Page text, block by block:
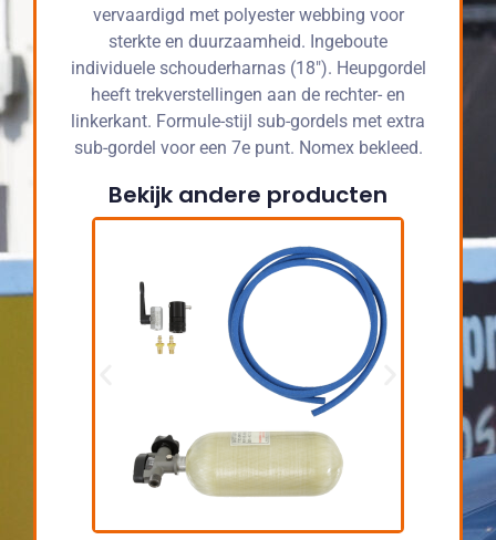
vervaardigd met polyester webbing voor
sterkte en duurzaamheid. Ingeboute
individuele schouderharnas (18″). Heupgordel
heeft trekverstellingen aan de rechter- en
linkerkant. Formule-stijl sub-gordels met extra
sub-gordel voor een 7e punt. Nomex bekleed.
Bekijk andere producten